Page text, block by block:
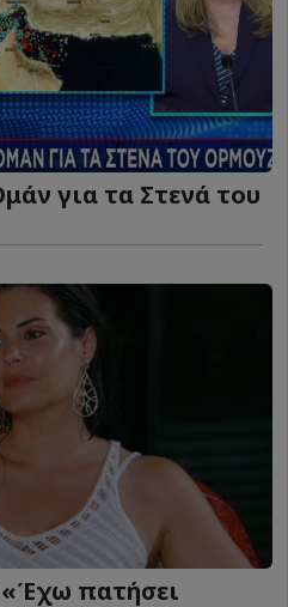
για τα Στενά του
πατήσει